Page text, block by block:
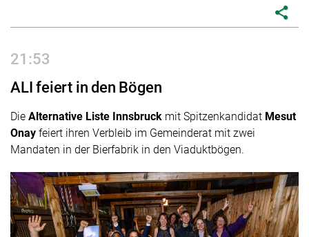
share
21:53
ALI feiert in den Bögen
Die Alternative Liste Innsbruck mit Spitzenkandidat Mesut
Onay feiert ihren Verbleib im Gemeinderat mit zwei
Mandaten in der Bierfabrik in den Viaduktbögen.